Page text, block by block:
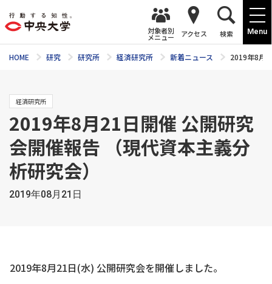
Menu
対象者別
メニュー アクセス 検索
HOME 研究 研究所 経済研究所 新着ニュース 2019年8月
経済研究所
2019年8月21日開催 公開研究
会開催報告 （現代資本主義分
析研究会）
2019年08月21日
2019年8月21日(水) 公開研究会を開催しました。